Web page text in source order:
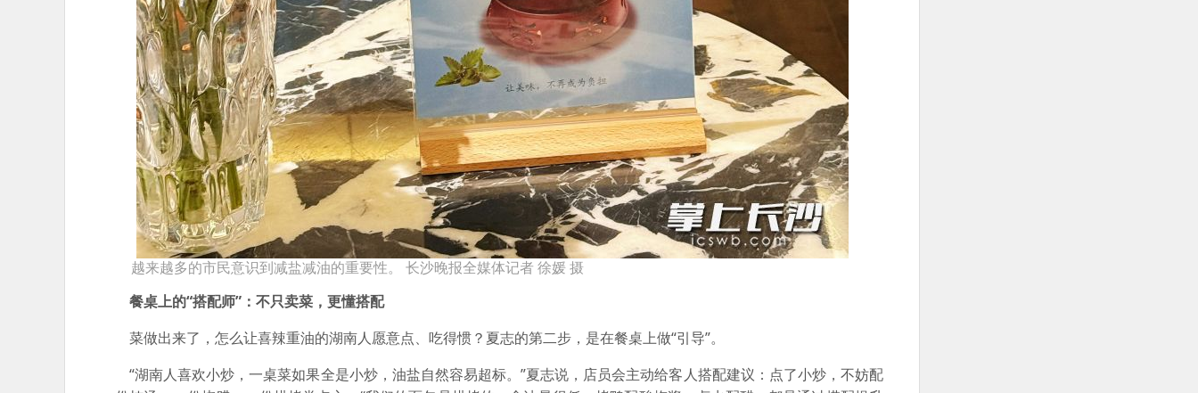
越来越多的市民意识到减盐减油的重要性。 长沙晚报全媒体记者 徐媛 摄
餐桌上的“搭配师”：不只卖菜，更懂搭配
菜做出来了，怎么让喜辣重油的湖南人愿意点、吃得惯？夏志的第二步，是在餐桌上做“引导”。
“湖南人喜欢小炒，一桌菜如果全是小炒，油盐自然容易超标。”夏志说，店员会主动给客人搭配建议：点了小炒，不妨配